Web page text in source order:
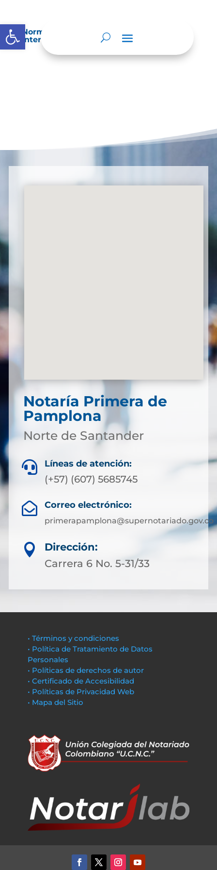
Abrir barra de herramientas
Normatividad especial que les aplique de
interés.
Notaría Primera de
Pamplona
Norte de Santander
 Líneas de atención:
(+57) (607) 5685745
 Correo electrónico:
primerapamplona@supernotariado.gov.co

Dirección:
Carrera 6 No. 5-31/33
• Términos y condiciones
• Política de Tratamiento de Datos
Personales
• Políticas de derechos de autor
• Certificado de Accesibilidad
• Políticas de Privacidad Web
• Mapa del Sitio